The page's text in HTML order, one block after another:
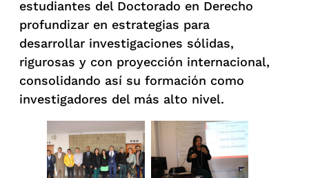
estudiantes del Doctorado en Derecho
profundizar en estrategias para
desarrollar investigaciones sólidas,
rigurosas y con proyección internacional,
consolidando así su formación como
investigadores del más alto nivel.